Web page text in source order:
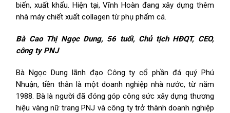
biến, xuất khẩu. Hiện tại, Vĩnh Hoàn đang xây dựng thêm
nhà máy chiết xuất collagen từ phụ phẩm cá.
Bà Cao Thị Ngọc Dung, 56 tuổi, Chủ tịch HĐQT, CEO,
công ty PNJ
Bà Ngọc Dung lãnh đạo Công ty cổ phần đá quý Phú
Nhuận, tiền thân là một doanh nghiệp nhà nước, từ năm
1988. Bà là người đã đóng góp công sức xây dựng thương
hiệu vàng nữ trang PNJ và công ty trở thành doanh nghiệp